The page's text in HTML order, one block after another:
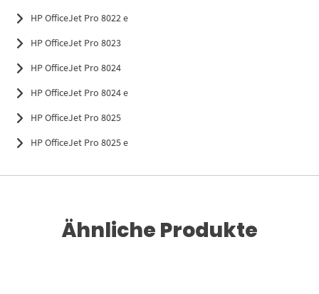
HP OfficeJet Pro 8022 e
HP OfficeJet Pro 8023
HP OfficeJet Pro 8024
HP OfficeJet Pro 8024 e
HP OfficeJet Pro 8025
HP OfficeJet Pro 8025 e
Ähnliche Produkte